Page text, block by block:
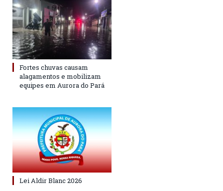
Fortes chuvas causam
alagamentos e mobilizam
equipes em Aurora do Pará
Lei Aldir Blanc 2026